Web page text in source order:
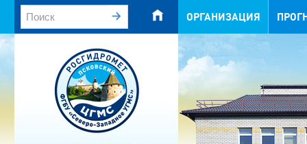
ОРГАНИЗАЦИЯ